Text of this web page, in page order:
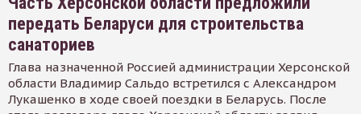
передать Беларуси для строительства
санаториев
Глава назначенной Россией администрации Херсонской
области Владимир Сальдо встретился с Александром
Лукашенко в ходе своей поездки в Беларусь. После